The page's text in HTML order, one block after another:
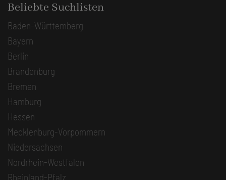
Beliebte Suchlisten
Baden-Württemberg
Bayern
Berlin
Brandenburg
Bremen
Hamburg
Hessen
Mecklenburg-Vorpommern
Niedersachsen
Nordrhein-Westfalen
Rheinland-Pfalz